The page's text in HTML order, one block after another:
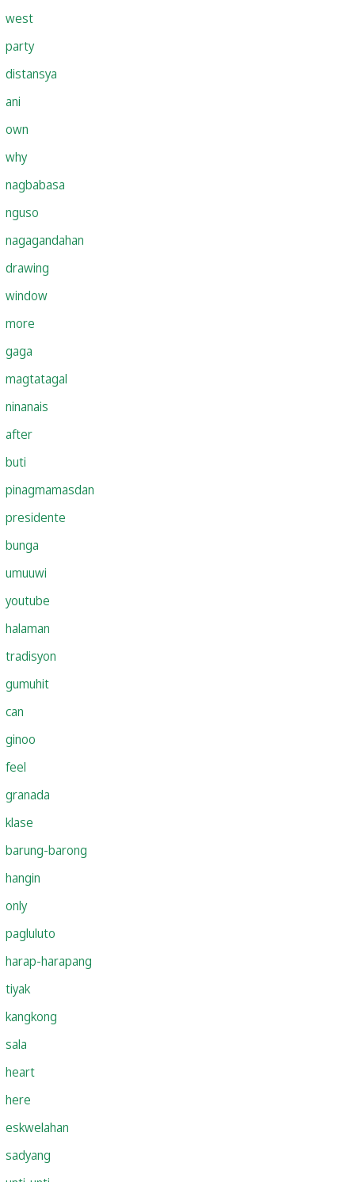
west
party
distansya
ani
own
why
nagbabasa
nguso
nagagandahan
drawing
window
more
gaga
magtatagal
ninanais
after
buti
pinagmamasdan
presidente
bunga
umuuwi
youtube
halaman
tradisyon
gumuhit
can
ginoo
feel
granada
klase
barung-barong
hangin
only
pagluluto
harap-harapang
tiyak
kangkong
sala
heart
here
eskwelahan
sadyang